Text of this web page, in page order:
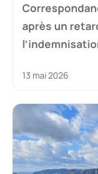
après un
13 mai 2026